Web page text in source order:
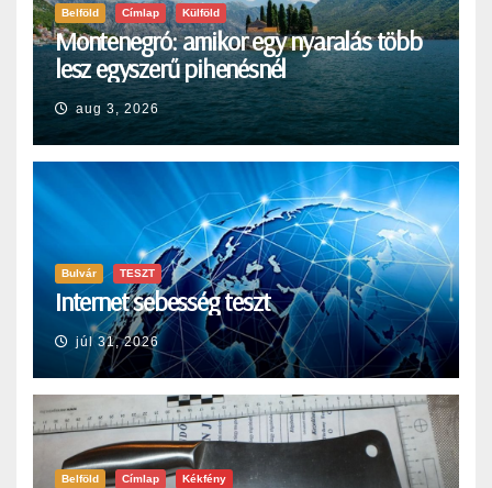
Belföld Címlap Külföld
Montenegró: amikor egy nyaralás több
lesz egyszerű pihenésnél
aug 3, 2026
Bulvár TESZT
Internet sebesség teszt
júl 31, 2026
Belföld Címlap Kékfény